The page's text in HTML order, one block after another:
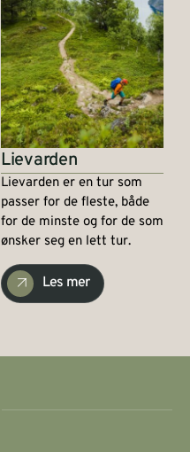
Lievarden
Lievarden er en tur som
passer for de fleste, både
for de minste og for de som
ønsker seg en lett tur.
Les mer